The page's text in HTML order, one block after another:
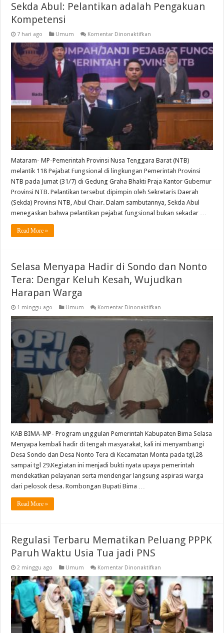
Sekda Abul: Pelantikan adalah Pengakuan
Kompetensi
7 hari ago Umum Komentar Dinonaktifkan
Abul:
Pelantikan
adalah
Pengakuan
Kompetensi
Mataram- MP-Pemerintah Provinsi Nusa Tenggara Barat (NTB)
melantik 118 Pejabat Fungsional di lingkungan Pemerintah Provinsi
NTB pada Jumat (31/7) di Gedung Graha Bhakti Praja Kantor Gubernur
Provinsi NTB. Pelantikan tersebut dipimpin oleh Sekretaris Daerah
(Sekda) Provinsi NTB, Abul Chair. Dalam sambutannya, Sekda Abul
menegaskan bahwa pelantikan pejabat fungsional bukan sekadar …
Read More »
Selasa Menyapa Hadir di Sondo dan Nonto
Tera: Dengar Keluh Kesah, Wujudkan
Harapan Warga
1 minggu ago Umum Komentar Dinonaktifkan
Menyapa
Nonto
Tera:
Dengar
Keluh
Kesah,
Wujudkan
Harapan
Warga
KAB BIMA-MP- Program unggulan Pemerintah Kabupaten Bima Selasa
Menyapa kembali hadir di tengah masyarakat, kali ini menyambangi
Desa Sondo dan Desa Nonto Tera di Kecamatan Monta pada tgl,28
sampai tgl 29.Kegiatan ini menjadi bukti nyata upaya pemerintah
mendekatkan pelayanan serta mendengar langsung aspirasi warga
dari pelosok desa. Rombongan Bupati Bima …
Read More »
Regulasi Terbaru Mematikan Peluang PPPK
Paruh Waktu Usia Tua jadi PNS
2 minggu ago Umum Komentar Dinonaktifkan
Terbaru
Mematikan
Peluang
PPPK
Paruh
Waktu
Usia
Tua